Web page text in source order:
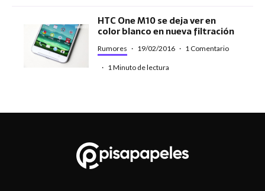
HTC One M10 se deja ver en
color blanco en nueva filtración
Rumores · 19/02/2016 · 1 Comentario
· 1 Minuto de lectura